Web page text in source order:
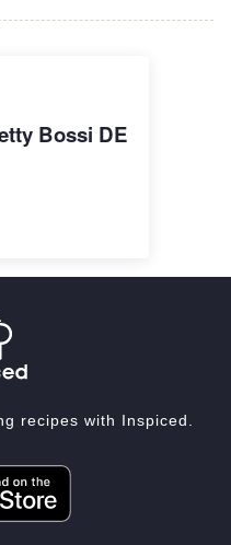
Bossi DE
recipes with Inspiced.